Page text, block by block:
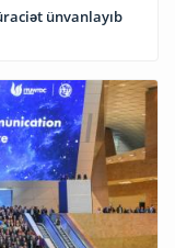
ünvanlayıb